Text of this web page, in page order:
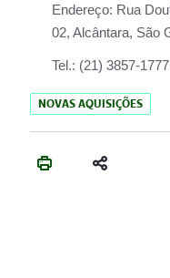
Endereço: Rua
02, Alcântara, São
Tel.: (21) 3857-
NOVAS AQUISIÇÕES